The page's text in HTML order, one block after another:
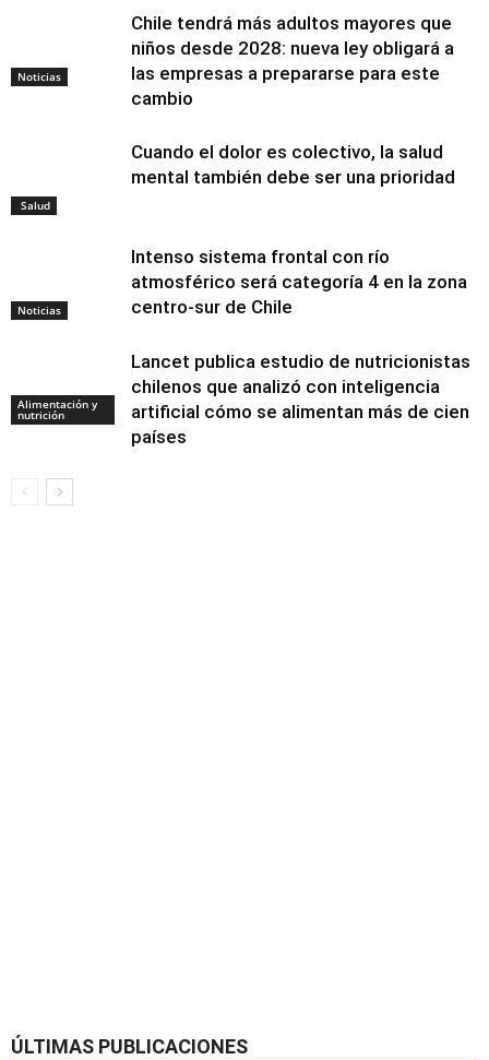
Noticias
Chile tendrá más adultos mayores que
niños desde 2028: nueva ley obligará a
las empresas a prepararse para este
cambio
Salud
Cuando el dolor es colectivo, la salud
mental también debe ser una prioridad
Noticias
Intenso sistema frontal con río
atmosférico será categoría 4 en la zona
centro-sur de Chile
Alimentación y
nutrición
Lancet publica estudio de nutricionistas
chilenos que analizó con inteligencia
artificial cómo se alimentan más de cien
países
ÚLTIMAS PUBLICACIONES